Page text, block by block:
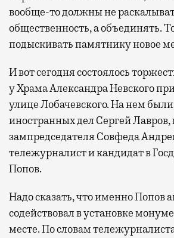
вообще-то должны не
общественность, а объединять.
подыскивать памятнику новое
И вот сегодня состоялось
у Храма Александра Невского
улице Лобачевского. На нем
иностранных дел Сергей
зампредседателя Совфеда
тележурналист и кандидат в
Попов.
Надо сказать, что именно Попов
содействовал в установке
месте. По словам